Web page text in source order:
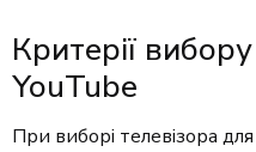
Критерії
YouTube
При виборі телевізора